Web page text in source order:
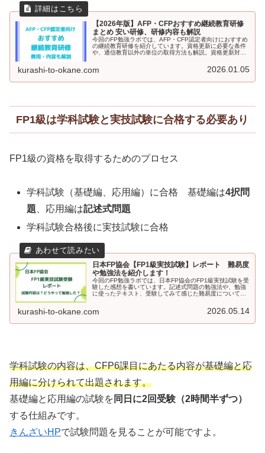
【2026年版】AFP・CFPおすすめ継続教育研修
まとめ 安い研修、研修内容も解説
今回のFP勉強ラボでは、AFP・CFP認定者向けにおすすめ
の継続教育研修を紹介しています。資格更新に必要な条件
や、通信教育以外の単位の取得方法も解説。資格更新対象
kurashi-to-okane.com 2026.01.05
FP1級は学科試験と実技試験に合格する必要あり
FP1級の資格を取得するためのプロセス
学科試験（基礎編、応用編）に合格 基礎編は4択問
題 、応用編は記述式問題
学科試験合格後に実技試験に合格
日本FP協会【FP1級実技試験】レポート 難易度
や勉強法を紹介します！
今回のFP勉強ラボでは、日本FP協会のFP1級実技試験を受
験した感想を書いています。記述式問題の勉強法や、勉強
に使ったテキスト、受験してみて感じた難易度についても
討している方は、ぜひ読んでみてください。
kurashi-to-okane.com 2026.05.14
学科試験の内容は、CFP6課目にあたる内容が基礎編と応
用編に分けられて出題されます。
基礎編と応用編の試験を 同日に2回受験（2時間半ずつ）
する仕組みです。
きんざいHPで試験問題を見ることが可能ですよ。